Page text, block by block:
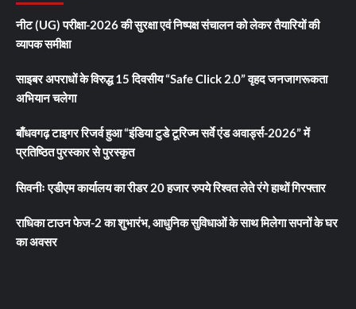
नीट (UG) परीक्षा-2026 की सुरक्षा एवं निष्पक्ष संचालन को लेकर तैयारियों की
व्यापक समीक्षा
साइबर अपराधों के विरुद्ध 15 दिवसीय “Safe Click 2.0” वृहद जनजागरूकता
अभियान चलेगा
बाँधवगढ़ टाइगर रिजर्व हुआ “इंडिया टुडे टूरिज्म सर्वे एंड अवार्ड्स-2026” में
प्रतिष्ठित पुरस्कार से पुरस्कृत
सिवनीः एडीएम कार्यालय का रीडर 20 हजार रुपये रिश्वत लेते रंगे हाथों गिरफ्तार
राधिका टाउन फेज-2 का शुभारंभ, आधुनिक सुविधाओं के साथ मिलेगा सपनों के घर
का अवसर